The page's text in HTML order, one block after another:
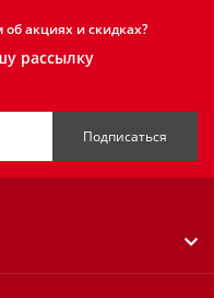
акциях и скидках?
рассылку
Подписаться